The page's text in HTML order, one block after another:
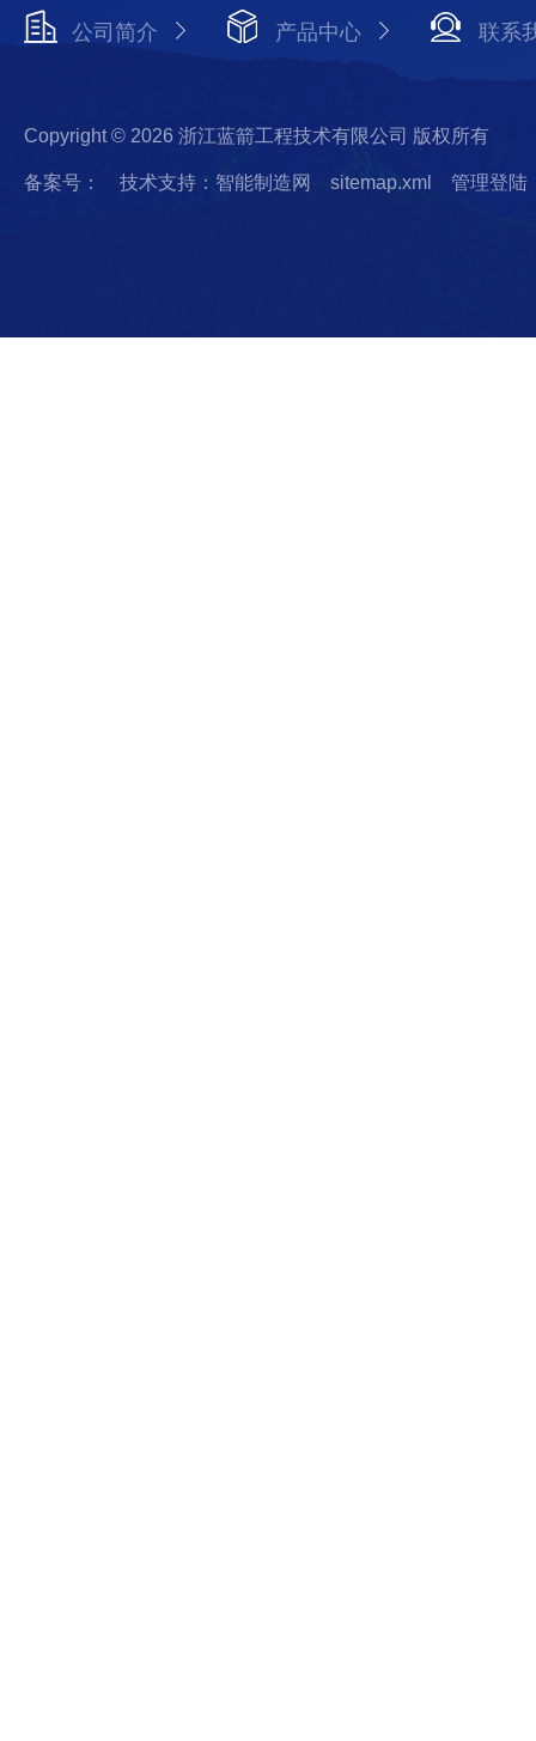
公司简介 产品中心 联系
Copyright © 2026 浙江蓝箭工程技术有限公司 版权所有
备案号： 技术支持：智能制造网 sitemap.xml 管理登陆